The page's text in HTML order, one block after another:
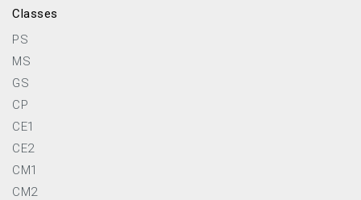
Classes
PS
MS
GS
CP
CE1
CE2
CM1
CM2